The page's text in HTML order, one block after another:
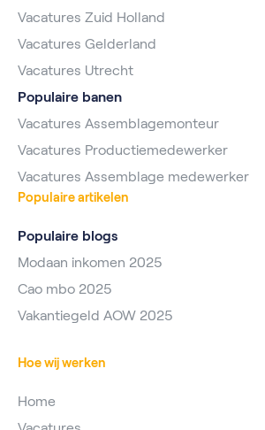
Vacatures Zuid Holland
Vacatures Gelderland
Vacatures Utrecht
Populaire banen
Vacatures Assemblagemonteur
Vacatures Productiemedewerker
Vacatures Assemblage medewerker
Populaire artikelen
Populaire blogs
Modaan inkomen 2025
Cao mbo 2025
Vakantiegeld AOW 2025
Hoe wij werken
Home